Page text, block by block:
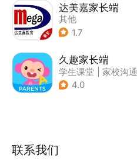
达美嘉家长端
其他
1.7
久趣家长端
学生课堂
家校沟通
4.0
联系我们